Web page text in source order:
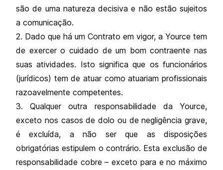
são de uma natureza decisiva e não estão sujeitos
a comunicação.
2. Dado que há um Contrato em vigor, a Yource tem
de exercer o cuidado de um bom contraente nas
suas atividades. Isto significa que os funcionários
(jurídicos) tem de atuar como atuariam profissionais
razoavelmente competentes.
3. Qualquer outra responsabilidade da Yource,
exceto nos casos de dolo ou de negligência grave,
é excluída, a não ser que as disposições
obrigatórias estipulem o contrário. Esta exclusão de
responsabilidade cobre – exceto para e no máximo